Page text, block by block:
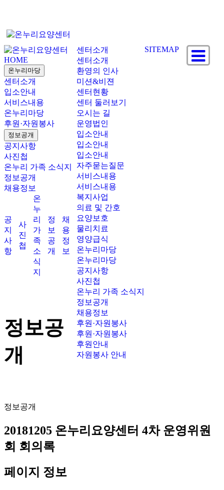
SITEMAP
센터소개
센터소개
환영의 인사
미션&비젼
센터현황
센터 둘러보기
오시는 길
운영법인
입소안내
입소안내
입소안내
자주묻는질문
서비스내용
서비스내용
복지사업
의료 및 간호
요양보호
물리치료
영양급식
온누리마당
온누리마당
공지사항
사진첩
온누리 가족 소식지
정보공개
채용정보
후원·자원봉사
후원·자원봉사
후원안내
자원봉사 안내
HOME
온누리마당
센터소개
입소안내
서비스내용
온누리마당
후원·자원봉사
정보공개
공지사항
사진첩
온누리 가족 소식지
정보공개
채용정보
공
지
사
항
사
진
첩
온
누
리
가
족
소
식
지
정
보
공
개
채
용
정
보
정보공
개
정보공개
20181205 온누리요양센터 4차 운영위원
회 회의록
페이지 정보